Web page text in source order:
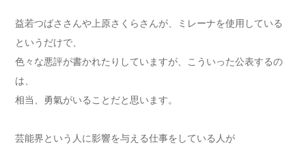
益若つばささんや上原さくらさんが、ミレーナを使用している
というだけで、
色々な悪評が書かれたりしていますが、こういった公表するの
は、
相当、勇氣がいることだと思います。
芸能界という人に影響を与える仕事をしている人が